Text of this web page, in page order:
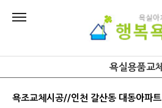
욕실용품교체
욕조교체시공//인천 갈산동 대동아파트